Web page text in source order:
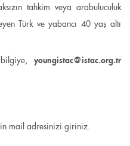
tahkim veya arabuluculuk
Türk ve yabancı 40 yaş altı
youngistac@istac.org.tr
mail adresinizi giriniz.